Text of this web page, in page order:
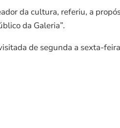
da cultura, referiu, a
da Galeria”.
de segunda a sexta-